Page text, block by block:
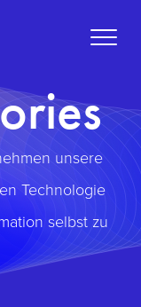
Toggle
unsere
Technologie
selbst zu